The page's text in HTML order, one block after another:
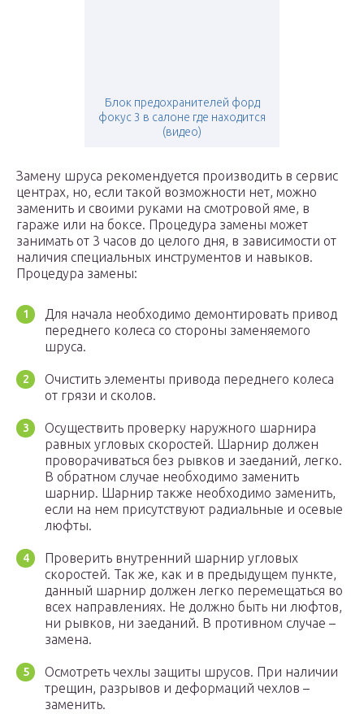
Блок предохранителей форд
фокус 3 в салоне где находится
(видео)
Замену шруса рекомендуется производить в сервис
центрах, но, если такой возможности нет, можно
заменить и своими руками на смотровой яме, в
гараже или на боксе. Процедура замены может
занимать от 3 часов до целого дня, в зависимости от
наличия специальных инструментов и навыков.
Процедура замены:
Для начала необходимо демонтировать привод
переднего колеса со стороны заменяемого
шруса.
Очистить элементы привода переднего колеса
от грязи и сколов.
Осуществить проверку наружного шарнира
равных угловых скоростей. Шарнир должен
проворачиваться без рывков и заеданий, легко.
В обратном случае необходимо заменить
шарнир. Шарнир также необходимо заменить,
если на нем присутствуют радиальные и осевые
люфты.
Проверить внутренний шарнир угловых
скоростей. Так же, как и в предыдущем пункте,
данный шарнир должен легко перемещаться во
всех направлениях. Не должно быть ни люфтов,
ни рывков, ни заеданий. В противном случае –
замена.
Осмотреть чехлы защиты шрусов. При наличии
трещин, разрывов и деформаций чехлов –
заменить.